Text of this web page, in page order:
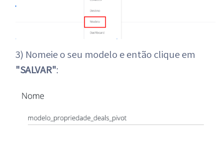
3) Nomeie o seu modelo e então clique em
"SALVAR":